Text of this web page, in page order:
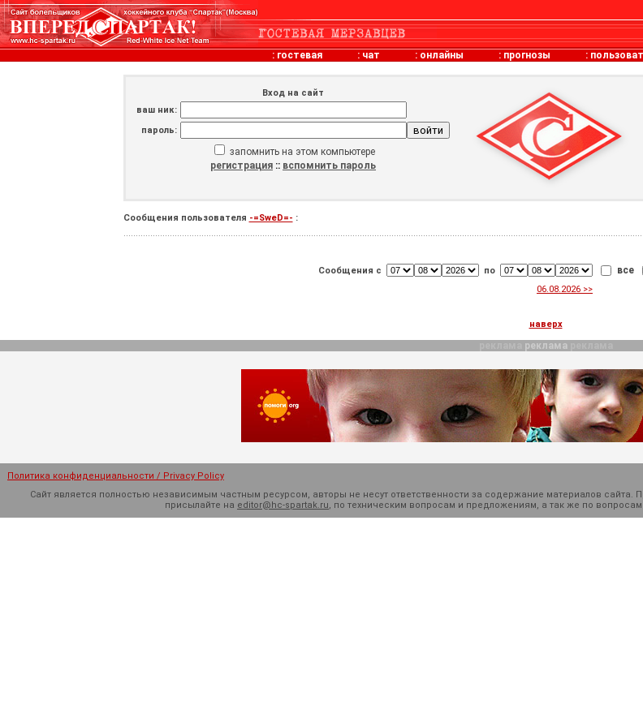
: гостевая : чат : онлайны : прогнозы :
Вход на сайт
ваш ник:
пароль:
запомнить на этом компьютере
регистрация :: вспомнить пароль
Сообщения пользователя -=SweD=- :
Сообщения с по все
06.08.2026 >>
наверх
реклама
Политика конфиденциальности / Privacy Policy
Сайт является полностью независимым частным ресурсом, авторы не несут ответственности за содержание материалов
присылайте на editor@hc-spartak.ru, по техническим вопросам и предложениям, а так же по